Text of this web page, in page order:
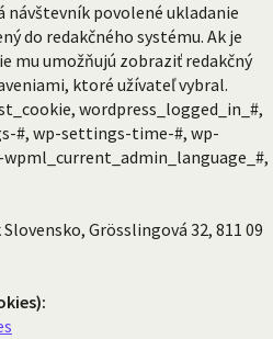
návštevník povolené ukladanie
do redakčného systému. Ak je
mu umožňujú zobraziť redakčný
ktoré užívateľ vybral.
wordpress_logged_in_#,
#, wp-settings-time-#, wp-
Grösslingová 32, 811 09